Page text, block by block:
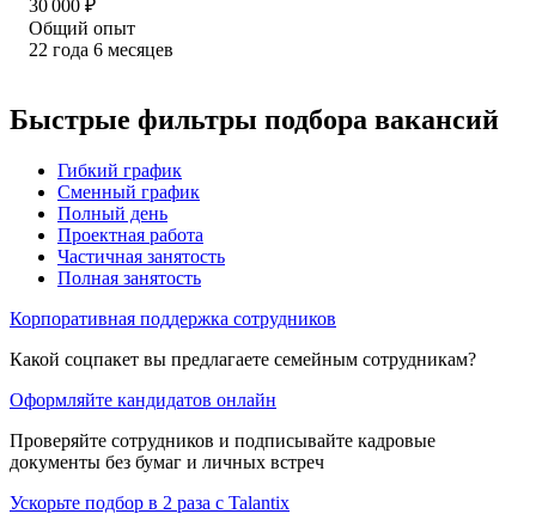
30 000 ₽
Общий опыт
22 года 6 месяцев
Быстрые фильтры подбора вакансий
Гибкий график
Сменный график
Полный день
Проектная работа
Частичная занятость
Полная занятость
Корпоративная поддержка сотрудников
Какой соцпакет вы предлагаете семейным сотрудникам?
Оформляйте кандидатов онлайн
Проверяйте сотрудников и подписывайте кадровые
документы без бумаг и личных встреч
Ускорьте подбор в 2 раза с Talantix